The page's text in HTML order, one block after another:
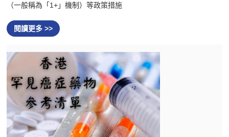
（一般稱為「1+」機制）等政策措施
閱讀更多 >>